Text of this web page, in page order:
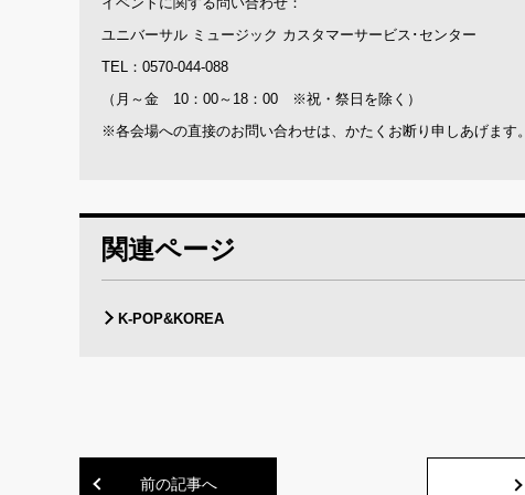
ユニバーサル ミュージック カスタマーサービス･センター
TEL：0570-044-088
（月～金 10：00～18：00 ※祝・祭日を除く）
※各会場への直接のお問い合わせは、かたくお断り申しあげます。
関連ページ
K-POP&KOREA
前の記事へ